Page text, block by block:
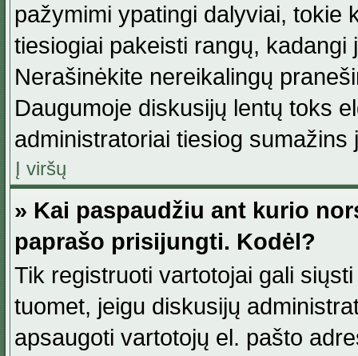
pažymimi ypatingi dalyviai, tokie
tiesiogiai pakeisti rangų,
Nerašinėkite nereikalingų
Daugumoje diskusijų lentų toks
administratoriai tiesiog
Į viršų
» Kai paspaudžiu ant kurio
paprašo prisijungti. Kodėl?
Tik registruoti vartotojai gali
tuomet, jeigu diskusijų
apsaugoti vartotojų el. pašto